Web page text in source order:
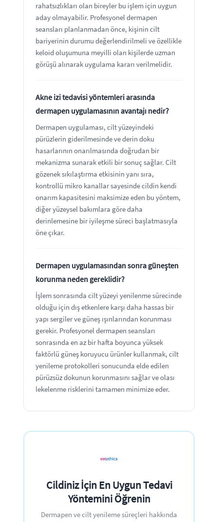
rahatsızlıkları olan bireyler bu işlem için uygun
aday olmayabilir. Profesyonel dermapen
seansları planlanmadan önce, kişinin cilt
bariyerinin durumu değerlendirilmeli ve özellikle
keloid oluşumuna meyilli olan kişilerde uzman
görüşü alınarak uygulama kararı verilmelidir.
Akne izi tedavisi yöntemleri arasında
dermapen uygulamasının avantajı nedir?
Dermapen uygulaması, cilt yüzeyindeki
pürüzlerin giderilmesinde ve derin doku
hasarlarının onarılmasında doğrudan bir
mekanizma sunarak etkili bir sonuç sağlar. Cilt
gözenek sıkılaştırma etkisinin yanı sıra,
kontrollü mikro kanallar sayesinde cildin kendi
onarım kapasitesini maksimize eden bu yöntem,
diğer yüzeysel bakımlara göre daha
derinlemesine bir iyileşme süreci başlatmasıyla
öne çıkar.
Dermapen uygulamasından sonra güneşten
korunma neden gereklidir?
İşlem sonrasında cilt yüzeyi yenilenme sürecinde
olduğu için dış etkenlere karşı daha hassas bir
yapı sergiler ve güneş ışınlarından korunması
gerekir. Profesyonel dermapen seansları
sonrasında en az bir hafta boyunca yüksek
faktörlü güneş koruyucu ürünler kullanmak, cilt
yenileme protokolleri sonucunda elde edilen
pürüzsüz dokunun korunmasını sağlar ve olası
lekelenme risklerini tamamen minimize eder.
Cildiniz İçin En Uygun Tedavi
Yöntemini Öğrenin
Dermapen ve cilt yenileme süreçleri hakkında